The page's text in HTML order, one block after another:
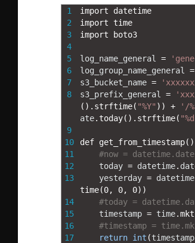
1
2
3
4
5
6
7
8
9
10
11
12
13
14
15
16
17
import datetime
import time
import
boto3
log_name_general =
log_group_name_general
=
s3_bucket_name =
s3_prefix_general
=
( ) . strftime( "%Y" ) ) + '/
ate. today( ) . strftime(
def get_from_timestamp( )
#now =
today = datetime.
yesterday = datetime
time(0, 0, 0) )
#today =
timestamp = time.
#timestamp =
return int (timestamp